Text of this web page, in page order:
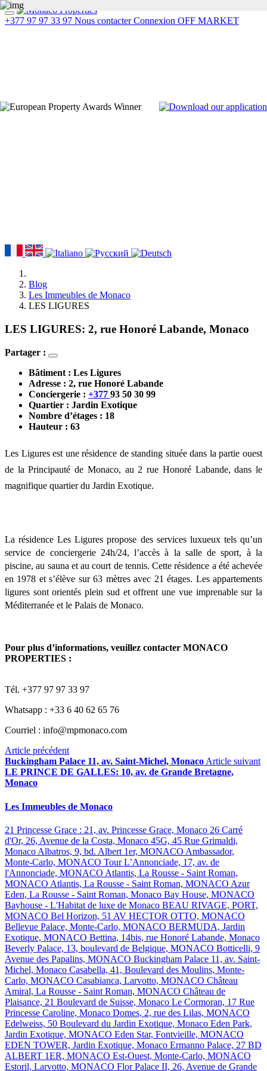
+377 97 97 33 97 Nous contacter Connexion OFF MARKET
Blog
Les Immeubles de Monaco
LES LIGURES
LES LIGURES: 2, rue Honoré Labande, Monaco
Partager :
Bâtiment : Les Ligures
Adresse : 2, rue Honoré Labande
Conciergerie : +377 93 50 30 99
Quartier : Jardin Exotique
Nombre d’étages : 18
Hauteur : 63
Les Ligures est une résidence de standing située dans la partie ouest
de la Principauté de Monaco, au 2 rue Honoré Labande, dans le
magnifique quartier du Jardin Exotique.
La résidence Les Ligures propose des services luxueux tels qu’un
service de conciergerie 24h/24, l’accès à la salle de sport, à la
piscine, au sauna et au court de tennis. Cette résidence a été achevée
en 1978 et s’élève sur 63 mètres avec 21 étages. Les appartements
ligures sont orientés plein sud et offrent une vue imprenable sur la
Méditerranée et le Palais de Monaco.
Pour plus d’informations, veuillez contacter MONACO
PROPERTIES :
Tél. +377 97 97 33 97
Whatsapp : +33 6 40 62 65 76
Courriel : info@mpmonaco.com
Article précédent
Buckingham Palace 11, av. Saint-Michel, Monaco Article suivant
LE PRINCE DE GALLES: 10, av. de Grande Bretagne,
Monaco
Les Immeubles de Monaco
21 Princesse Grace : 21, av. Princesse Grace, Monaco 26 Carré
d'Or, 26, Avenue de la Costa, Monaco 45G, 45 Rue Grimaldi,
Monaco Albatros, 9, bd. Albert 1er, MONACO Ambassador,
Monte-Carlo, MONACO Tour L’Annonciade, 17, av. de
l'Annonciade, MONACO Atlantis, La Rousse - Saint Roman,
MONACO Atlantis, La Rousse - Saint Roman, MONACO Azur
Eden, La Rousse - Saint Roman, Monaco Bay House, MONACO
Bayhouse - L'Habitat de luxe de Monaco BEAU RIVAGE, PORT,
MONACO Bel Horizon, 51 AV HECTOR OTTO, MONACO
Bellevue Palace, Monte-Carlo, MONACO BERMUDA, Jardin
Exotique, MONACO Bettina, 14bis, rue Honoré Labande, Monaco
Beverly Palace, 13, boulevard de Belgique, MONACO Botticelli, 9
Avenue des Papalins, MONACO Buckingham Palace 11, av. Saint-
Michel, Monaco Casabella, 41, Boulevard des Moulins, Monte-
Carlo, MONACO Casabianca, Larvotto, MONACO Château
Amiral, La Rousse - Saint Roman, MONACO Château de
Plaisance, 21 Boulevard de Suisse, Monaco Le Cormoran, 17 Rue
Princesse Caroline, Monaco Domes, 2, rue des Lilas, MONACO
Edelweiss, 50 Boulevard du Jardin Exotique, Monaco Eden Park,
Jardin Exotique, MONACO Eden Star, Fontvieille, MONACO
EDEN TOWER, Jardin Exotique, Monaco Ermanno Palace, 27 BD
ALBERT 1ER, MONACO Est-Ouest, Monte-Carlo, MONACO
Estoril, Larvotto, MONACO Flor Palace II, 26, Avenue de Grande